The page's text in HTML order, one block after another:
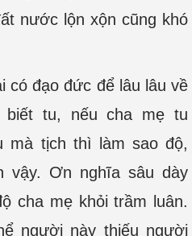
nước lộn xộn cũng khó
có đạo đức để lâu lâu về
biết tu, nếu cha mẹ tu
mà tịch thì làm sao độ,
vậy. Ơn nghĩa sâu dày
cha mẹ khỏi trầm luân.
người này thiếu người